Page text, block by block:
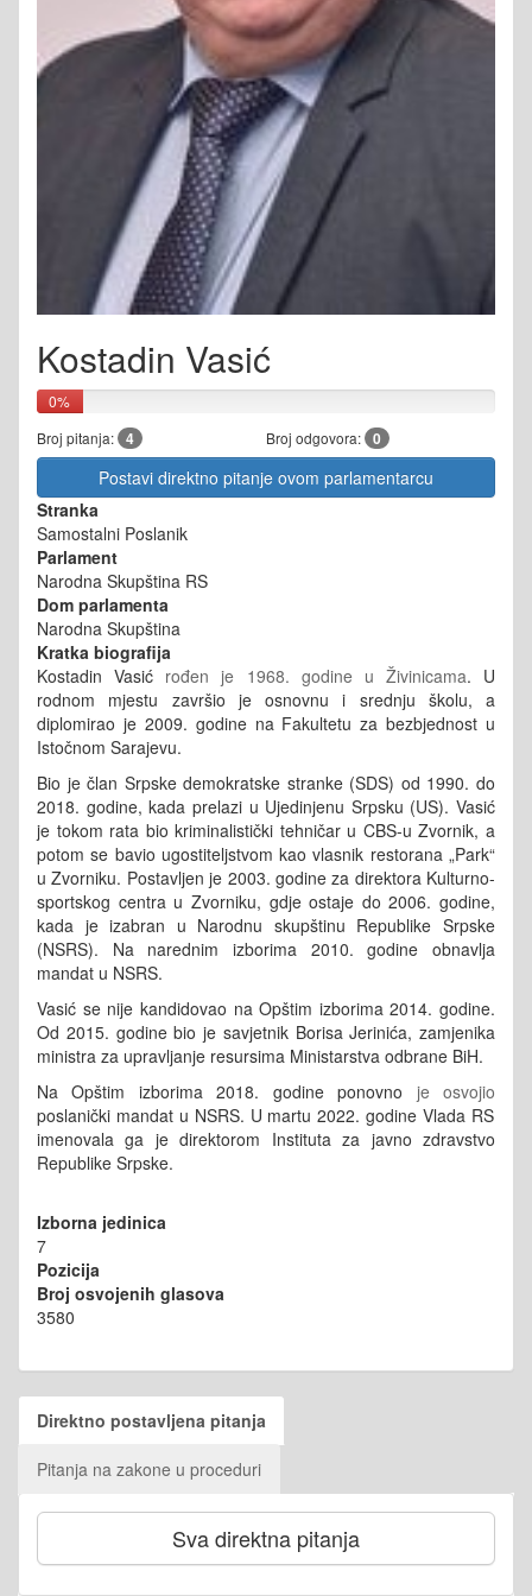
Kostadin Vasić
0%
Broj pitanja: 4 Broj odgovora: 0
Postavi direktno pitanje ovom parlamentarcu
Stranka
Samostalni Poslanik
Parlament
Narodna Skupština RS
Dom parlamenta
Narodna Skupština
Kratka biografija
Kostadin Vasić rođen je 1968. godine u Živinicama. U
rodnom mjestu završio je osnovnu i srednju školu, a
diplomirao je 2009. godine na Fakultetu za bezbjednost u
Istočnom Sarajevu.
Bio je član Srpske demokratske stranke (SDS) od 1990. do
2018. godine, kada prelazi u Ujedinjenu Srpsku (US). Vasić
je tokom rata bio kriminalistički tehničar u CBS-u Zvornik, a
potom se bavio ugostiteljstvom kao vlasnik restorana „Park“
u Zvorniku. Postavljen je 2003. godine za direktora Kulturno-
sportskog centra u Zvorniku, gdje ostaje do 2006. godine,
kada je izabran u Narodnu skupštinu Republike Srpske
(NSRS). Na narednim izborima 2010. godine obnavlja
mandat u NSRS.
Vasić se nije kandidovao na Opštim izborima 2014. godine.
Od 2015. godine bio je savjetnik Borisa Jerinića, zamjenika
ministra za upravljanje resursima Ministarstva odbrane BiH.
Na Opštim izborima 2018. godine ponovno je osvojio
poslanički mandat u NSRS. U martu 2022. godine Vlada RS
imenovala ga je direktorom Instituta za javno zdravstvo
Republike Srpske.
Izborna jedinica
7
Pozicija
Broj osvojenih glasova
3580
Direktno postavljena pitanja
Pitanja na zakone u proceduri
Sva direktna pitanja